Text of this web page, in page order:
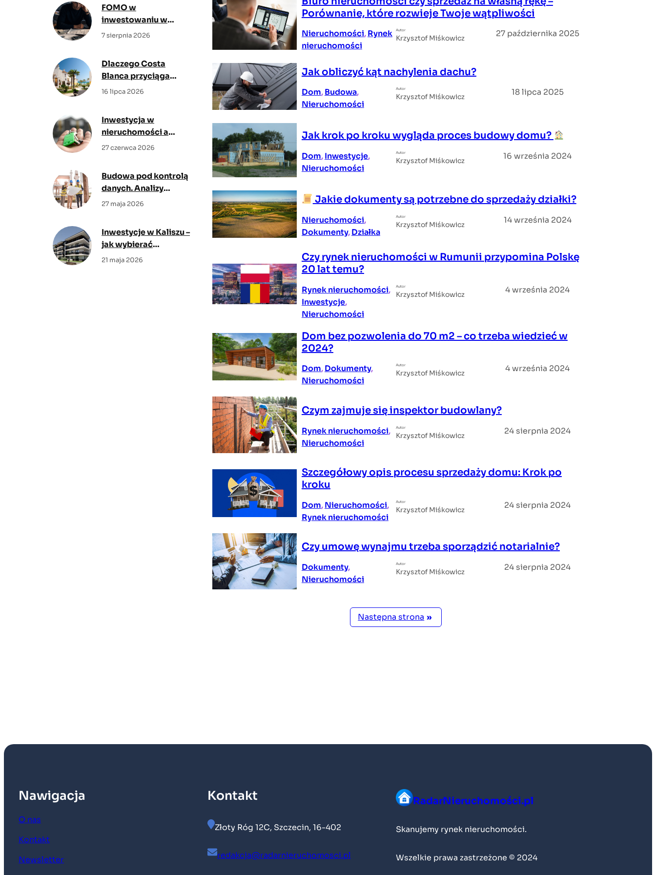
FOMO w
inwestowaniu w
nieruchomości. Jak
7 sierpnia 2026
Dlaczego Costa
Blanca przyciąga
kupujących z Polski?
16 lipca 2026
Inwestycja w
nieruchomości a
inflacja – jak chronić
27 czerwca 2026
Budowa pod kontrolą
danych. Analizy
rynkowe pokazują,
27 maja 2026
Inwestycje w Kaliszu –
jak wybierać
mieszkanie z myślą o
21 maja 2026
Porównanie, które rozwieje Twoje wątpliwości
Nieruchomości, Rynek
nieruchomości
Autor
Krzysztof Miśkowicz 27 października 2025
Jak obliczyć kąt nachylenia dachu?
Dom, Budowa,
Nieruchomości
Autor
Krzysztof Miśkowicz 18 lipca 2025
Jak krok po kroku wygląda proces budowy domu?
Dom, Inwestycje,
Nieruchomości
Autor
Krzysztof Miśkowicz 16 września 2024
Jakie dokumenty są potrzebne do sprzedaży działki?
Nieruchomości ,
Dokumenty, Działka
Autor
Krzysztof Miśkowicz 14 września 2024
Czy rynek nieruchomości w Rumunii przypomina Polskę
20 lat temu?
Rynek nieruchomości ,
Inwestycje,
Nieruchomości
Autor
Krzysztof Miśkowicz 4 września 2024
Dom bez pozwolenia do 70 m2 – co trzeba wiedzieć w
2024?
Dom, Dokumenty,
Nieruchomości
Autor
Krzysztof Miśkowicz 4 września 2024
Czym zajmuje się inspektor budowlany?
Rynek nieruchomości ,
Nieruchomości
Autor
Krzysztof Miśkowicz 24 sierpnia 2024
Szczegółowy opis procesu sprzedaży domu: Krok po
kroku
Dom, Nieruchomości ,
Rynek nieruchomości
Autor
Krzysztof Miśkowicz 24 sierpnia 2024
Czy umowę wynajmu trzeba sporządzić notarialnie?
Dokumenty,
Nieruchomości
Autor
Krzysztof Miśkowicz 24 sierpnia 2024
Następna strona »
Nawigacja
O nas
Kontakt
Newsletter
Kontakt
Złoty Róg 12C, Szczecin, 16-402
redakcja@radarnieruchomosci.pl
RadarNieruchomości.pl
Skanujemy rynek nieruchomości.
Wszelkie prawa zastrzeżone © 2024